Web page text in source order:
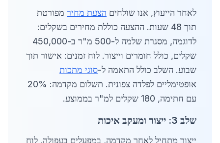
לאחר הייעוץ, אנו שולחים הצעת מחיר מפורטת
תוך 48 שעות. ההצעה כוללת מחירים בשקלים:
לדוגמה, מסגרת שלמה ל-500 מ"ר ב-450,000
שקלים, כולל חומרים וייצור. לוח זמנים: אישור תוך
שבוע. השלב כולל התאמה ל-סוגי מתכות
אופטימליים לפלדה צפונית. תשלום מקדמה: 20%
עם חתימה, 180 שקלים למ"ר בממוצע.
שלב 3: ייצור ומעקב איכות
ייצור מתחיל לאחר מקדמה, במפעלים בעפולה. לוח